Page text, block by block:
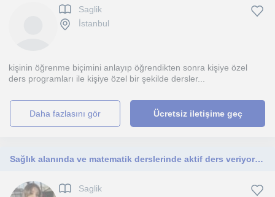
Saglik
İstanbul
kişinin öğrenme biçimini anlayıp öğrendikten sonra kişiye özel
ders programları ile kişiye özel bir şekilde dersler...
daha fazlasını gör Ücretsiz iletişime geç
Sağlık alanında ve matematik derslerinde aktif ders veriyorum ilkokul ve üniversite seviyesine kadar
Saglik